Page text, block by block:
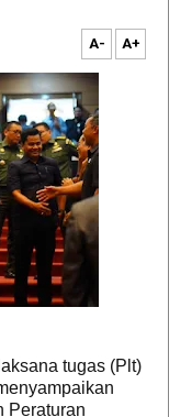
A- A+
tugas (Plt)
Peraturan